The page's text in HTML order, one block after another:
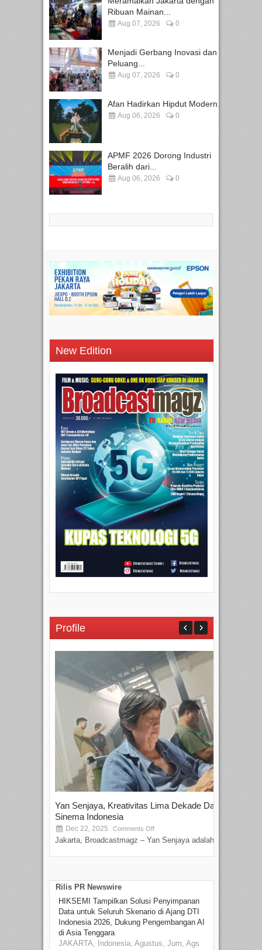
Ribuan Mainan...
Aug 07, 2026 0
Menjadi Gerbang Inovasi dan
Peluang...
Aug 07, 2026 0
Afan Hadirkan Hipdut Modern...
Aug 06, 2026 0
APMF 2026 Dorong Industri
Beralih dari...
Aug 06, 2026 0
New Edition
Profile
Yan Senjaya, Kreativitas Lima Dekade Dalam
Sinema Indonesia
Dec 22, 2025 Comments Off
Jakarta, Broadcastmagz – Yan Senjaya adalah...
Rilis PR Newswire
HIKSEMI Tampilkan Solusi Penyimpanan
Data untuk Seluruh Skenario di Ajang DTI
Indonesia 2026, Dukung Pengembangan AI
di Asia Tenggara
JAKARTA, Indonesia, Agustus, Jum, Ags